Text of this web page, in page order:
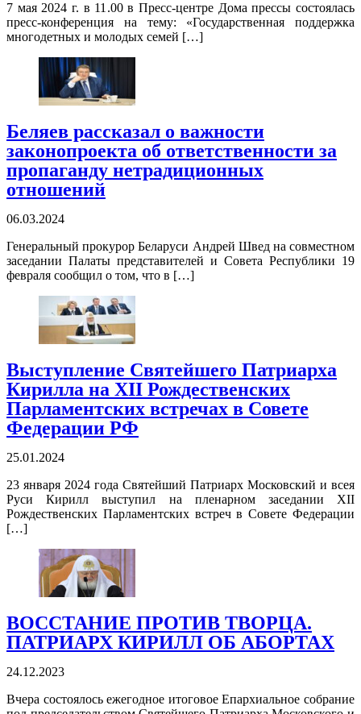
7 мая 2024 г. в 11.00 в Пресс-центре Дома прессы состоялась
пресс-конференция на тему: «Государственная поддержка
многодетных и молодых семей […]
Беляев рассказал о важности
законопроекта об ответственности за
пропаганду нетрадиционных
отношений
06.03.2024
Генеральный прокурор Беларуси Андрей Швед на совместном
заседании Палаты представителей и Совета Республики 19
февраля сообщил о том, что в […]
Выступление Святейшего Патриарха
Кирилла на XII Рождественских
Парламентских встречах в Совете
Федерации РФ
25.01.2024
23 января 2024 года Святейший Патриарх Московский и всея
Руси Кирилл выступил на пленарном заседании XII
Рождественских Парламентских встреч в Совете Федерации
[…]
ВОССТАНИЕ ПРОТИВ ТВОРЦА.
ПАТРИАРХ КИРИЛЛ ОБ АБОРТАХ
24.12.2023
Вчера состоялось ежегодное итоговое Епархиальное собрание